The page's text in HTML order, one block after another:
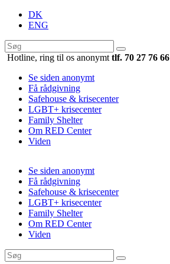
DK
ENG
Hotline, ring til os anonymt tlf. 70 27 76 66
Se siden anonymt
Få rådgivning
Safehouse & krisecenter
LGBT+ krisecenter
Family Shelter
Om RED Center
Viden
Se siden anonymt
Få rådgivning
Safehouse & krisecenter
LGBT+ krisecenter
Family Shelter
Om RED Center
Viden